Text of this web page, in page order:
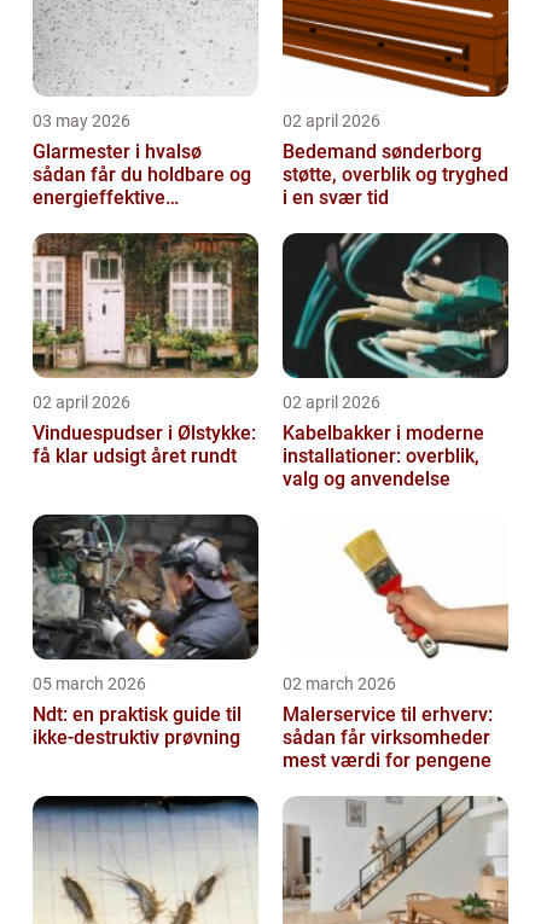
03 may 2026
Glarmester i hvalsø
sådan får du holdbare og
energieffektive
02 april 2026
Bedemand sønderborg
støtte, overblik og tryghed
i en svær tid
02 april 2026
Vinduespudser i Ølstykke:
få klar udsigt året rundt
02 april 2026
Kabelbakker i moderne
installationer: overblik,
valg og anvendelse
05 march 2026
Ndt: en praktisk guide til
ikke-destruktiv prøvning
02 march 2026
Malerservice til erhverv:
sådan får virksomheder
mest værdi for pengene